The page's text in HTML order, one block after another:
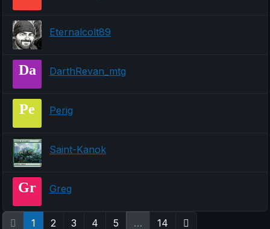
Eternalcolt89
Da DarthRevan_mtg
Pe Perig
Saint-Kanok
Gr Greg
1 2 3 4 5 … 14